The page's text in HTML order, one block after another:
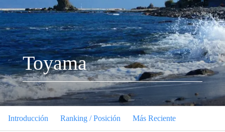
Toyama
Introducción Ranking / Posición Más Reciente